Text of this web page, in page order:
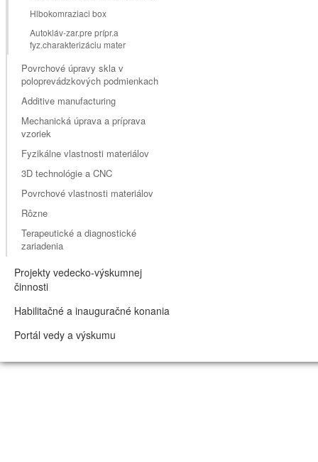
Hlbokomraziaci box
Autokláv-zar.pre prípr.a
fyz.charakterizáciu mater
Povrchové úpravy skla v
poloprevádzkových podmienkach
Additive manufacturing
Mechanická úprava a príprava
vzoriek
Fyzikálne vlastnosti materiálov
3D technológie a CNC
Povrchové vlastnosti materiálov
Rôzne
Terapeutické a diagnostické
zariadenia
Projekty vedecko-výskumnej
činnosti
Habilitačné a inauguračné konania
Portál vedy a výskumu